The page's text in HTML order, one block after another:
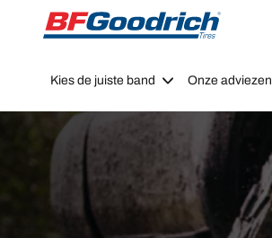
Go to page content
Go to page navigation
Kies de juiste band Onze adviezen